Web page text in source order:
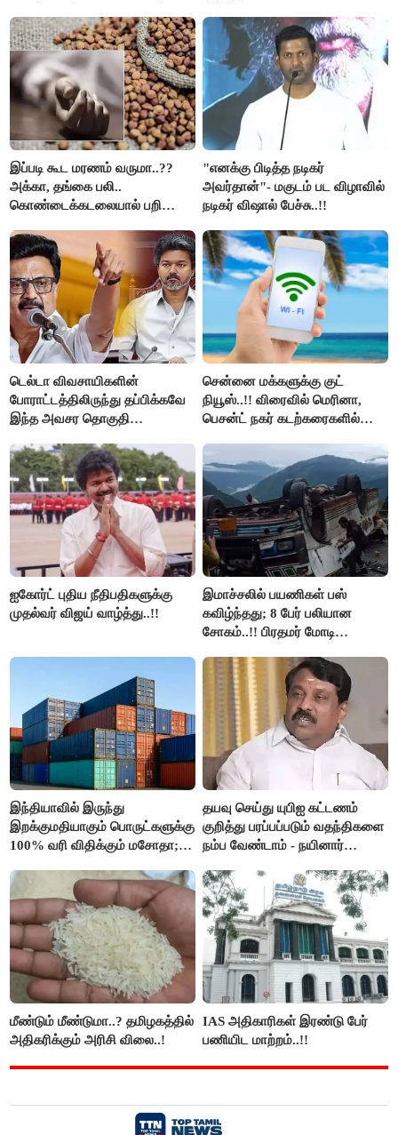
கைது..!!
இப்படி கூட மரணம் வருமா..??
அக்கா, தங்கை பலி..
கொண்டைக்கடலையால் பறிபோன
"எனக்கு பிடித்த நடிகர்
அவர்தான்"- மகுடம் பட விழாவில்
நடிகர் விஷால் பேச்சு..!!
டெல்டா விவசாயிகளின்
போராட்டத்திலிருந்து தப்பிக்கவே
இந்த அவசர தொகுதி
அரங்கேற்றுகிறார் முதலமைச்சர் -
திமுக ஐடி விங்..!!
சென்னை மக்களுக்கு குட்
நியூஸ்..!! விரைவில் மெரினா,
பெசன்ட் நகர் கடற்கரைகளில்
ஐகோர்ட் புதிய நீதிபதிகளுக்கு
முதல்வர் விஜய் வாழ்த்து..!!
இமாச்சலில் பயணிகள் பஸ்
கவிழ்ந்தது; 8 பேர் பலியான
சோகம்..!! பிரதமர் மோடி
இந்தியாவில் இருந்து
இறக்குமதியாகும் பொருட்களுக்கு
100% வரி விதிக்கும் மசோதா;
தயவு செய்து யுபிஐ கட்டணம்
குறித்து பரப்பப்படும் வதந்திகளை
நம்ப வேண்டாம் - நயினார்
மீண்டும் மீண்டுமா..? தமிழகத்தில்
அதிகரிக்கும் அரிசி விலை..!
IAS அதிகாரிகள் இரண்டு பேர்
பணியிட மாற்றம்..!!